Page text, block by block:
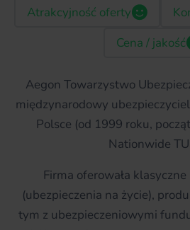
Atrakcyjność oferty
Cena / jakość
Aegon Towarzystwo
międzynarodowy
Polsce (od 1999 roku,
Nationwide
Firma oferowała
(ubezpieczenia na życie),
tym z ubezpieczeniowymi